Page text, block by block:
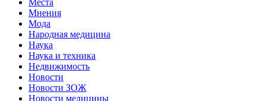
Мнения
Мода
Народная медицина
Наука
Наука и техника
Недвижимость
Новости
Новости ЗОЖ
Новости медицины